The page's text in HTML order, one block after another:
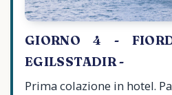
GIORNO 4 -
EGILSSTADIR -
Prima colazione in hotel.